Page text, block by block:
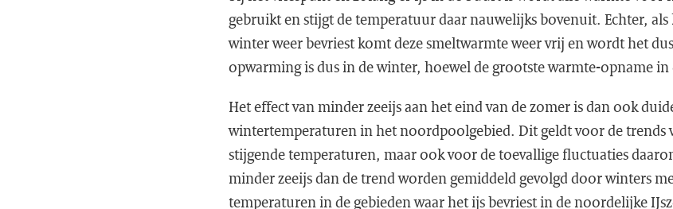
gebruikt en stijgt de temperatuur daar nauwelijks bovenuit. Echter,
winter weer bevriest komt deze smeltwarmte weer vrij en wordt het
opwarming is dus in de winter, hoewel de grootste warmte-opname in
Het effect van minder zeeijs aan het eind van de zomer is dan ook
wintertemperaturen in het noordpoolgebied. Dit geldt voor de trends
stijgende temperaturen, maar ook voor de toevallige fluctuaties
minder zeeijs dan de trend worden gemiddeld gevolgd door winters
temperaturen in de gebieden waar het ijs bevriest in de noordelijke